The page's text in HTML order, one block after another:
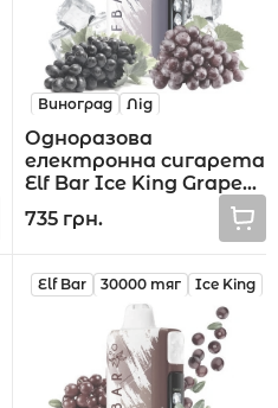
Виноград Лід
Одноразова
електронна сигарета
Elf Bar Ice King Grape
Ice 30000 тяг
735 грн.
Elf Bar 30000 тяг Ice King